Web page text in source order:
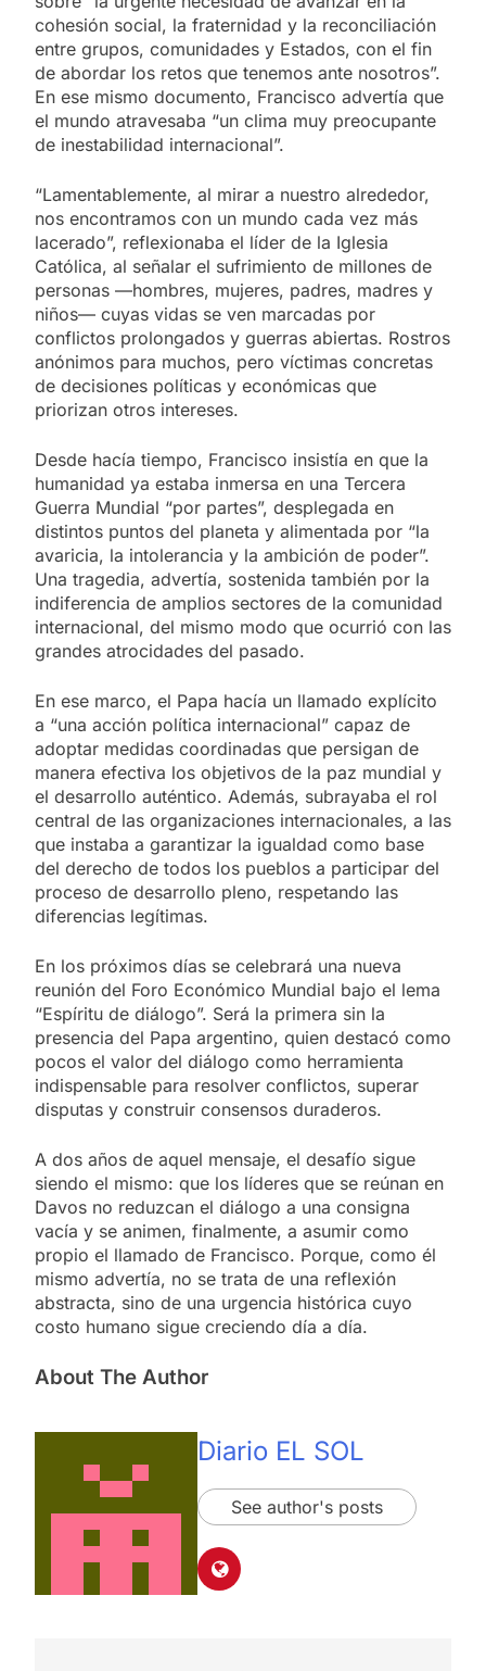
cohesión social, la fraternidad y la reconciliación
entre grupos, comunidades y Estados, con el fin
de abordar los retos que tenemos ante nosotros”.
En ese mismo documento, Francisco advertía que
el mundo atravesaba “un clima muy preocupante
de inestabilidad internacional”.
“Lamentablemente, al mirar a nuestro alrededor,
nos encontramos con un mundo cada vez más
lacerado”, reflexionaba el líder de la Iglesia
Católica, al señalar el sufrimiento de millones de
personas —hombres, mujeres, padres, madres y
niños— cuyas vidas se ven marcadas por
conflictos prolongados y guerras abiertas. Rostros
anónimos para muchos, pero víctimas concretas
de decisiones políticas y económicas que
priorizan otros intereses.
Desde hacía tiempo, Francisco insistía en que la
humanidad ya estaba inmersa en una Tercera
Guerra Mundial “por partes”, desplegada en
distintos puntos del planeta y alimentada por “la
avaricia, la intolerancia y la ambición de poder”.
Una tragedia, advertía, sostenida también por la
indiferencia de amplios sectores de la comunidad
internacional, del mismo modo que ocurrió con las
grandes atrocidades del pasado.
En ese marco, el Papa hacía un llamado explícito
a “una acción política internacional” capaz de
adoptar medidas coordinadas que persigan de
manera efectiva los objetivos de la paz mundial y
el desarrollo auténtico. Además, subrayaba el rol
central de las organizaciones internacionales, a las
que instaba a garantizar la igualdad como base
del derecho de todos los pueblos a participar del
proceso de desarrollo pleno, respetando las
diferencias legítimas.
En los próximos días se celebrará una nueva
reunión del Foro Económico Mundial bajo el lema
“Espíritu de diálogo”. Será la primera sin la
presencia del Papa argentino, quien destacó como
pocos el valor del diálogo como herramienta
indispensable para resolver conflictos, superar
disputas y construir consensos duraderos.
A dos años de aquel mensaje, el desafío sigue
siendo el mismo: que los líderes que se reúnan en
Davos no reduzcan el diálogo a una consigna
vacía y se animen, finalmente, a asumir como
propio el llamado de Francisco. Porque, como él
mismo advertía, no se trata de una reflexión
abstracta, sino de una urgencia histórica cuyo
costo humano sigue creciendo día a día.
About The Author
Diario EL SOL
See author's posts